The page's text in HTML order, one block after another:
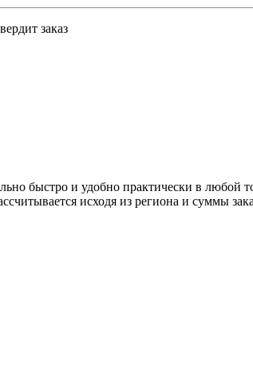
заказ
быстро и удобно практически в любой
исходя из региона и суммы